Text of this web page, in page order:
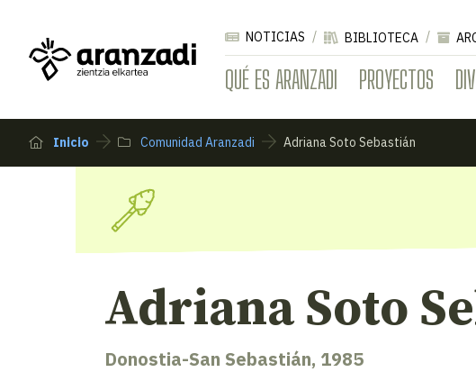
QUÉ ES ARANZADI PROYECTOS
NOTICIAS BIBLIOTECA
Inicio Comunidad Aranzadi Adriana Soto Sebastián
Adriana Soto
Donostia-San Sebastián, 1985